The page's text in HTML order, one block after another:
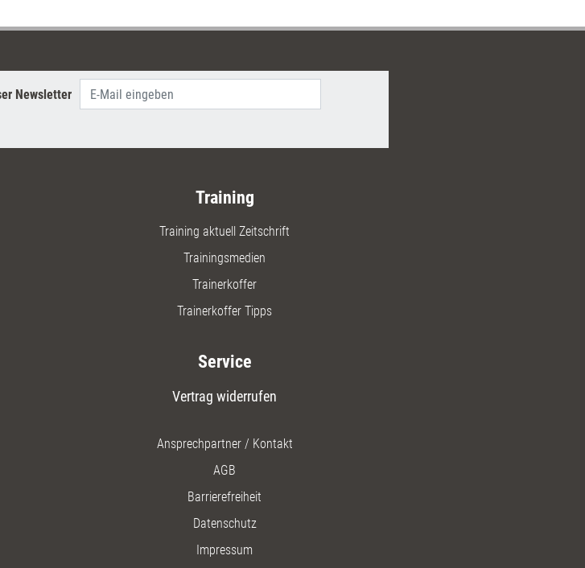
Newsletter
Training
Training aktuell Zeitschrift
Trainingsmedien
Trainerkoffer
Trainerkoffer Tipps
Service
Vertrag widerrufen
Ansprechpartner / Kontakt
AGB
Barrierefreiheit
Datenschutz
Impressum